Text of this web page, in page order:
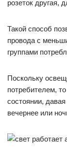
розеток другая,
Такой способ
провода с
группами
Поскольку
потребителем,
состоянии,
вечернее или